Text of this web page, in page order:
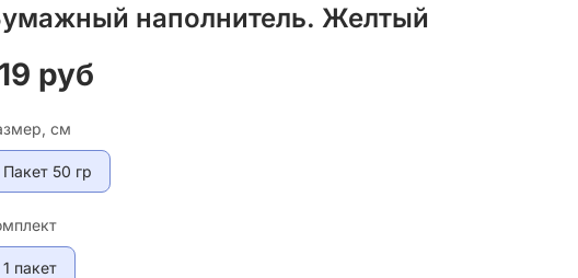
наполнитель. Желтый
руб
см
Пакет 50 гр
1 пакет